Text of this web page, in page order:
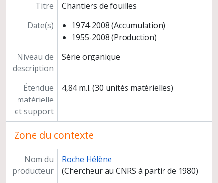
Titre
Chantiers de fouilles
Date(s)
1974-2008 (Accumulation)
1955-2008 (Production)
Niveau de
description
Série organique
Étendue
matérielle
et support
4,84 m.l. (30 unités matérielles)
Zone du contexte
Nom du
producteur
Roche Hélène
(Chercheur au CNRS à partir de 1980)